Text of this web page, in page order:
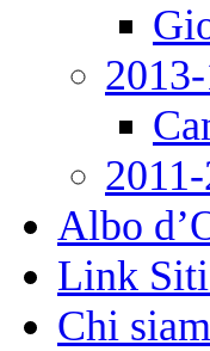
Albo
Link
Chi